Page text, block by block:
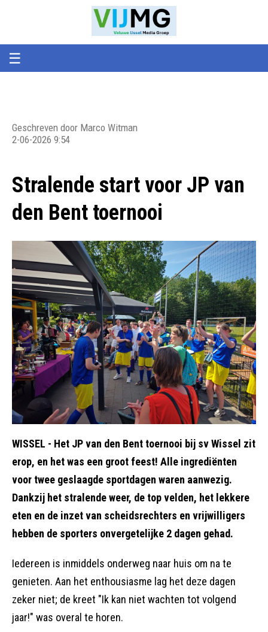
☰
Geschreven door Marco Witman
2-06-2026 9:54
Stralende start voor JP van
den Bent toernooi
WISSEL - Het JP van den Bent toernooi bij sv Wissel zit
erop, en het was een groot feest! Alle ingrediënten
voor twee geslaagde sportdagen waren aanwezig.
Dankzij het stralende weer, de top velden, het lekkere
eten en de inzet van scheidsrechters en vrijwilligers
hebben de sporters onvergetelijke 2 dagen gehad.
Iedereen is inmiddels onderweg naar huis om na te
genieten. Aan het enthousiasme lag het deze dagen
zeker niet; de kreet "Ik kan niet wachten tot volgend
jaar!" was overal te horen.